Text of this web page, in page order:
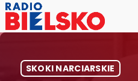
SKOKI NARCIARSKIE